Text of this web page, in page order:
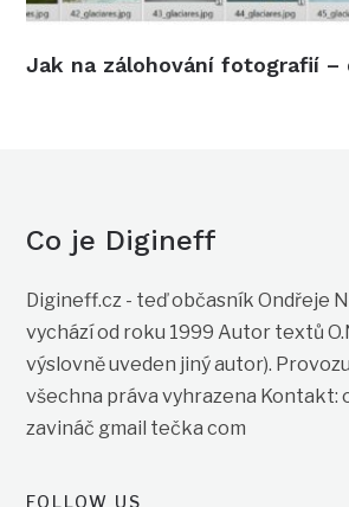
Jak na zálohování fotografií –
Co je Digineff
Digineff.cz - teď občasník Ondřeje
vychází od roku 1999 Autor textů
výslovně uveden jiný autor).
všechna práva vyhrazena Kontakt:
zavináč gmail tečka com
FOLLOW US